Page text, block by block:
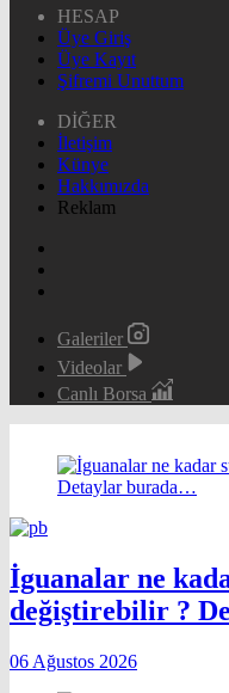
HESAP
Üye Giriş
Üye Kayıt
Şifremi Unuttum
DİĞER
İletişim
Künye
Hakkımızda
Reklam
Galeriler
Videolar
Canlı Borsa
İguanalar ne
değiştirebilir ?
06 Ağustos 2026